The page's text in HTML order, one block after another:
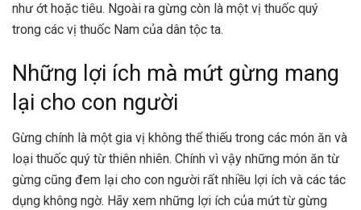
như ớt hoặc tiêu. Ngoài ra gừng còn là một vị thuốc quý
trong các vị thuốc Nam của dân tộc ta.
Những lợi ích mà mứt gừng mang
lại cho con người
Gừng chính là một gia vị không thể thiếu trong các món ăn và
loại thuốc quý từ thiên nhiên. Chính vì vậy những món ăn từ
gừng cũng đem lại cho con người rất nhiều lợi ích và các tác
dụng không ngờ. Hãy xem những lợi ích của mứt từ gừng